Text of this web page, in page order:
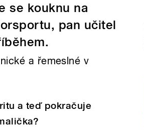
se kouknu na
pan učitel
a řemeslné v
a teď pokračuje